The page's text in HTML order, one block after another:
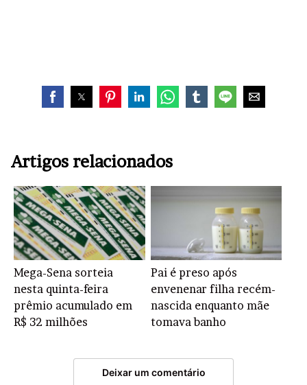
Artigos relacionados
Mega-Sena sorteia
nesta quinta-feira
prêmio acumulado em
R$ 32 milhões
Pai é preso após
envenenar filha recém-
nascida enquanto mãe
tomava banho
Deixar um comentário